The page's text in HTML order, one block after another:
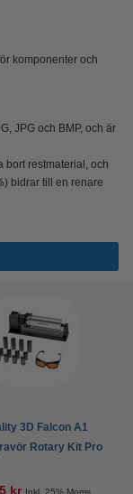
komponenter och
JPG och BMP, och är
bort restmaterial, och
bidrar till en renare
3D Falcon A1
Rotary Kit Pro
kr Inkl. 25% Moms